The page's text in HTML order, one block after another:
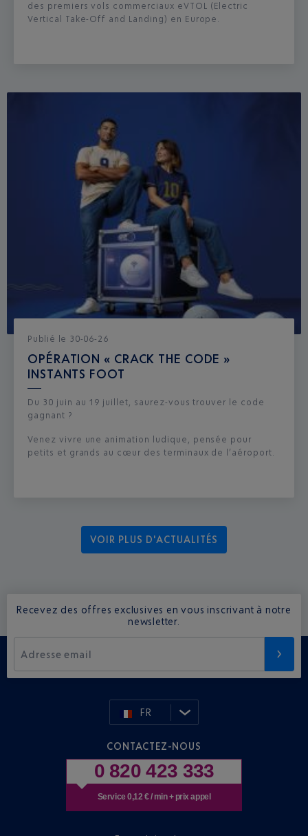
des premiers vols commerciaux eVTOL (Electric
Vertical Take-Off and Landing) en Europe.
Publié le 30-06-26
OPÉRATION « CRACK THE CODE »
INSTANTS FOOT
Du 30 juin au 19 juillet, saurez-vous trouver le code
gagnant ?
Venez vivre une animation ludique, pensée pour
petits et grands au cœur des terminaux de l’aéroport.
VOIR PLUS D'ACTUALITÉS
Recevez des offres exclusives en vous inscrivant à notre
newsletter.
Adresse email
FR
CONTACTEZ-NOUS
0 820 423 333
Service 0,12 € / min + prix appel